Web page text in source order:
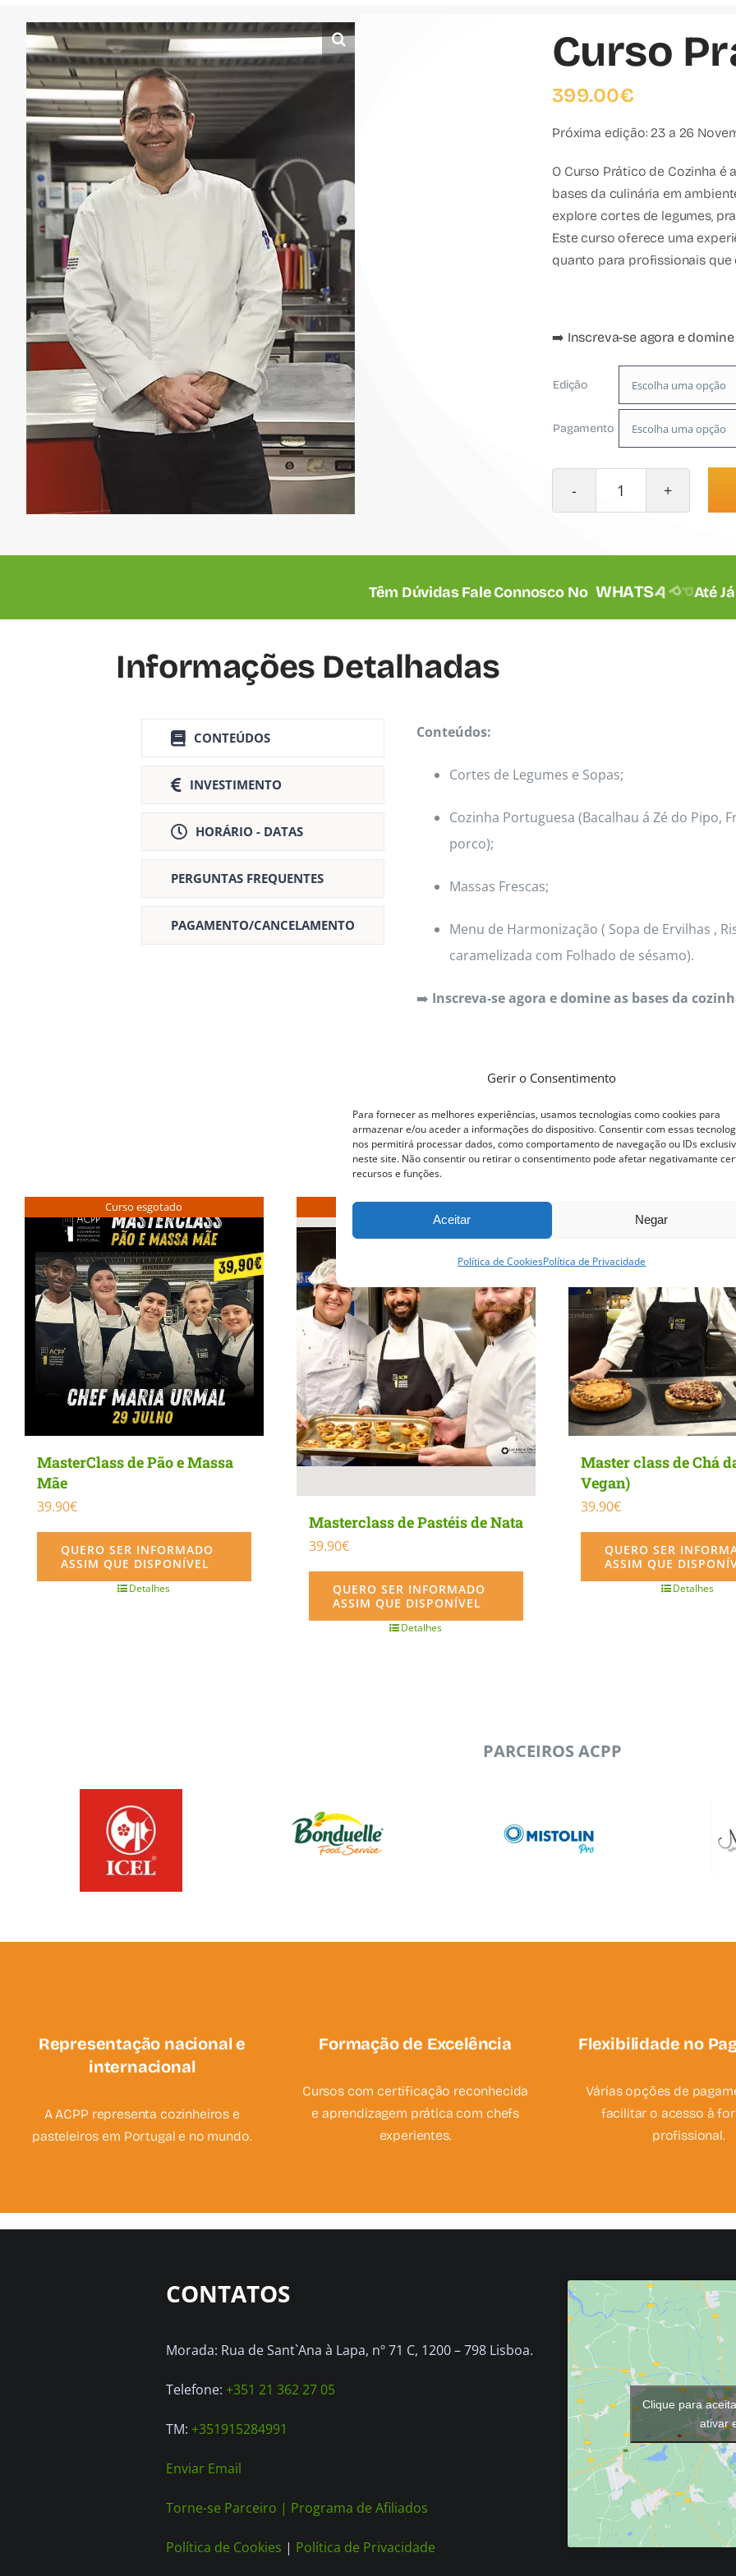
Gerir o Consentimento
Para fornecer as melhores experiências, usamos tecnologias como cookies para
armazenar e/ou aceder a informações do dispositivo. Consentir com essas
nos permitirá processar dados, como comportamento de navegação ou IDs
neste site. Não consentir ou retirar o consentimento pode afetar negativamante
recursos e funções.
Aceitar Negar
Política de CookiesPolítica de Privacidade
Curso
399.00€
Próxima edição: 23 a 26
O Curso Prático de Cozinha
bases da culinária em
explore cortes de legumes,
Este curso oferece uma
quanto para profissionais que
➡️ Inscreva-se agora e
Edição
Pagamento
Quantidade
Curso
Prático
Têm Dúvidas Fale Connosco No Até Já
Informações Detalhadas
CONTEÚDOS
INVESTIMENTO
HORÁRIO - DATAS
PERGUNTAS FREQUENTES
PAGAMENTO/CANCELAMENTO
Conteúdos:
Cortes de Legumes e Sopas;
Cozinha Portuguesa (Bacalhau á Zé do Pipo,
porco);
Massas Frescas;
Menu de Harmonização ( Sopa de Ervilhas ,
caramelizada com Folhado de sésamo).
➡️ Inscreva-se agora e domine as bases da
Cursos Relacionados
Curso esgotado
MasterClass de Pão e Massa
Mãe
39.90€
QUERO SER INFORMADO
ASSIM QUE DISPONÍVEL
Detalhes
Curso esgotado
Masterclass de Pastéis de Nata
39.90€
QUERO SER INFORMADO
ASSIM QUE DISPONÍVEL
Detalhes
Master class de Chá
Vegan)
39.90€
QUERO SER
ASSIM QUE
Detalhes
PARCEIROS ACPP
Representação nacional e
internacional
A ACPP representa cozinheiros e
pasteleiros em Portugal e no mundo.
Formação de Excelência
Cursos com certificação reconhecida
e aprendizagem prática com chefs
experientes.
Flexibilidade no
Várias opções de
facilitar o acesso à
profissional.
CONTATOS
Morada: Rua de Sant`Ana à Lapa, nº 71 C, 1200 – 798 Lisboa.
Telefone: +351 21 362 27 05
TM: +351915284991
Enviar Email
Torne-se Parceiro | Programa de Afiliados
Política de Cookies | Política de Privacidade
Clique para
ativar